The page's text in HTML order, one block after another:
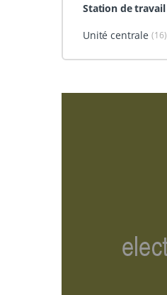
Station de travail
Unité centrale (16)